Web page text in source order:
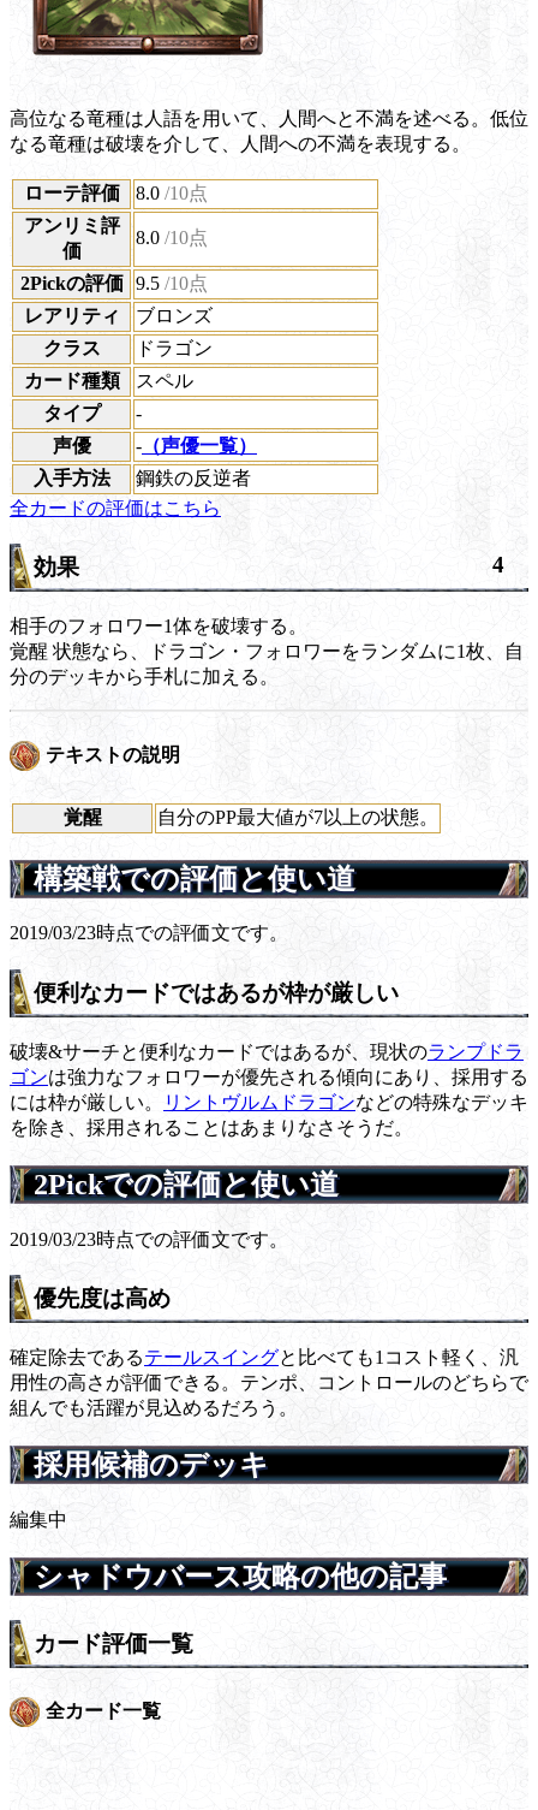
高位なる竜種は人語を用いて、人間へと不満を述べる。低位
なる竜種は破壊を介して、人間への不満を表現する。
ローテ評価 8.0 /10点
アンリミ評
価
8.0 /10点
2Pickの評価 9.5 /10点
レアリティ
ブロンズ
クラス
ドラゴン
カード種類
スペル
タイプ
-
声優
- （声優一覧）
入手方法
鋼鉄の反逆者
全カードの評価はこちら
効果 4
相手のフォロワー1体を破壊する。
覚醒 状態なら、ドラゴン・フォロワーをランダムに1枚、自
分のデッキから手札に加える。
テキストの説明
覚醒 自分のPP最大値が7以上の状態。
構築戦での評価と使い道
2019/03/23時点での評価文です。
便利なカードではあるが枠が厳しい
破壊&サーチと便利なカードではあるが、現状のランプドラ
ゴンは強力なフォロワーが優先される傾向にあり、採用する
には枠が厳しい。
リントヴルムドラゴンなどの特殊なデッキ
を除き、採用されることはあまりなさそうだ。
2Pickでの評価と使い道
2019/03/23時点での評価文です。
優先度は高め
確定除去であるテールスイングと比べても1コスト軽く、汎
用性の高さが評価できる。テンポ、コントロールのどちらで
組んでも活躍が見込めるだろう。
採用候補のデッキ
編集中
シャドウバース攻略の他の記事
カード評価一覧
全カード一覧